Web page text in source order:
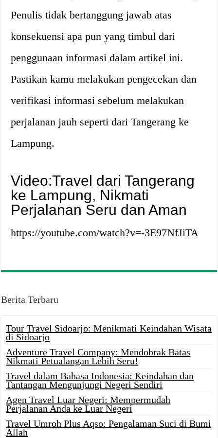
Penulis tidak bertanggung jawab atas
konsekuensi apa pun yang timbul dari
penggunaan informasi dalam artikel ini.
Pastikan kamu melakukan pengecekan dan
verifikasi informasi sebelum melakukan
perjalanan jauh seperti dari Tangerang ke
Lampung.
Video:Travel dari Tangerang
ke Lampung, Nikmati
Perjalanan Seru dan Aman
https://youtube.com/watch?v=-3E97NfJiTA
Berita Terbaru
Tour Travel Sidoarjo: Menikmati Keindahan Wisata
di Sidoarjo
Adventure Travel Company: Mendobrak Batas
Nikmati Petualangan Lebih Seru!
Travel dalam Bahasa Indonesia: Keindahan dan
Tantangan Mengunjungi Negeri Sendiri
Agen Travel Luar Negeri: Mempermudah
Perjalanan Anda ke Luar Negeri
Travel Umroh Plus Aqso: Pengalaman Suci di Bumi
Allah